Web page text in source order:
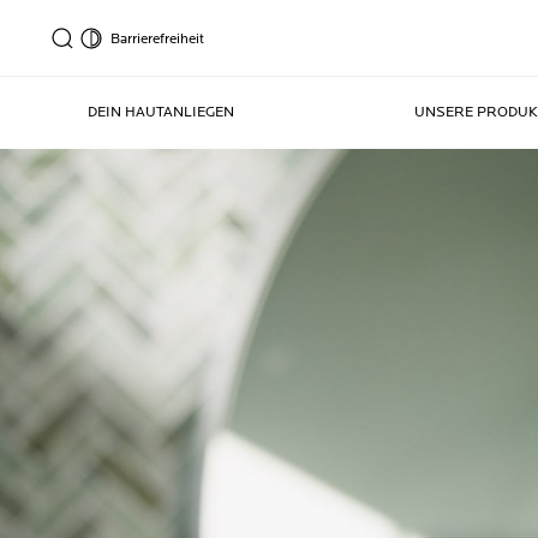
Barrierefreiheit
DEIN HAUTANLIEGEN UNSERE